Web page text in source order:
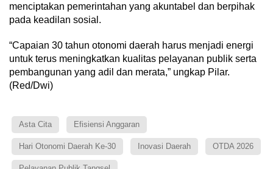
menciptakan pemerintahan yang akuntabel dan berpihak
pada keadilan sosial.
“Capaian 30 tahun otonomi daerah harus menjadi energi
untuk terus meningkatkan kualitas pelayanan publik serta
pembangunan yang adil dan merata,” ungkap Pilar.
(Red/Dwi)
Asta Cita Efisiensi Anggaran
Hari Otonomi Daerah Ke-30 Inovasi Daerah OTDA 2026